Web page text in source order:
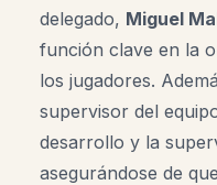
delegado, Miguel
función clave en la
los jugadores.
supervisor del
desarrollo y la
asegurándose de